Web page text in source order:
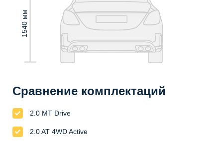
1540 мм
Сравнение комплектаций
2.0 MT Drive
2.0 AT 4WD Active